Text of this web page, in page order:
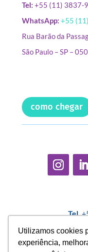
Utilizamos cookies
experiência,
Utilizamos cookies
experiência,
Tel: +55 (11) 3837-
WhatsApp: +55
Rua Barão da
São Paulo – SP –
como chegar
Tel.
Política Interna de